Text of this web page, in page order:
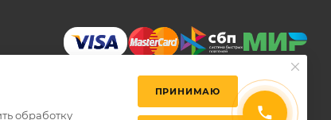
обработку
ПРИНИМАЮ